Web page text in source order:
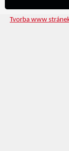
Tvorba www